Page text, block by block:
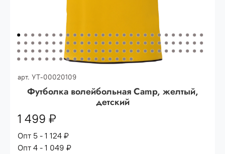
арт. УТ-00020109
Футболка волейбольная Camp, желтый,
детский
1 499 ₽
Опт 5 - 1 124 ₽
Опт 4 - 1 049 ₽